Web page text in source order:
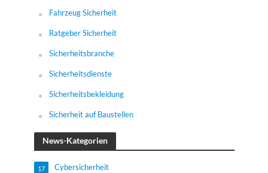
Fahrzeug Sicherheit
Ratgeber Sicherheit
Sicherheitsbranche
Sicherheitsdienste
Sicherheitsbekleidung
Sicherheit auf Baustellen
News-Kategorien
Cybersicherheit
17